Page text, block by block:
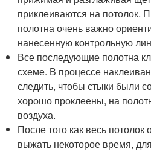
приклеиваются на потолок.
полотна очень важно
нанесенную контрольную
Все последующие полотна
схеме. В процессе
следить, чтобы стыки были
хорошо проклеены, на
воздуха.
После того как весь
выжать некоторое время,